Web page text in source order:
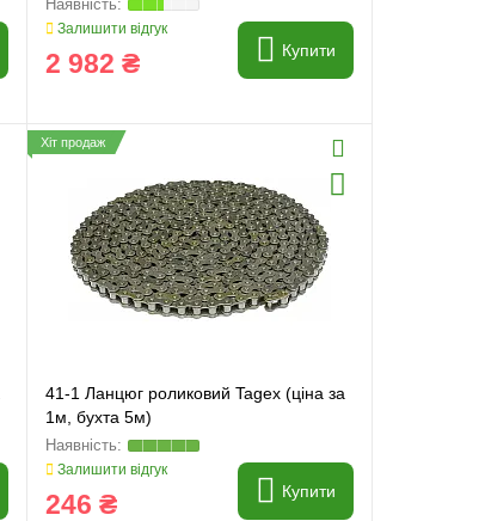
Залишити відгук
2 982 ₴ Купити
Хіт продаж
41-1 Ланцюг роликовий Tagex (ціна за
1м, бухта 5м)
Залишити відгук
246 ₴ Купити